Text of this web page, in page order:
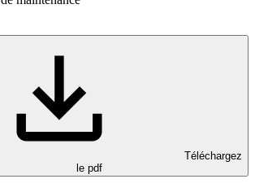
Téléchargez
le pdf